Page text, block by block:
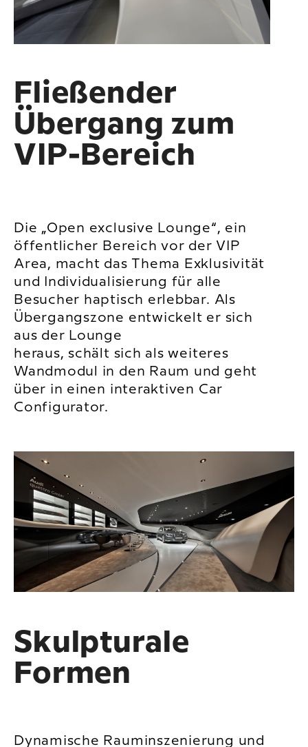
Fließender
Übergang zum
VIP-Bereich
Die „Open exclusive Lounge“, ein
öffentlicher Bereich vor der VIP
Area, macht das Thema Exklusivität
und Individualisierung für alle
Besucher haptisch erlebbar. Als
Übergangszone entwickelt er sich
aus der Lounge
heraus, schält sich als weiteres
Wandmodul in den Raum und geht
über in einen interaktiven Car
Configurator.
Skulpturale
Formen
Dynamische Rauminszenierung und